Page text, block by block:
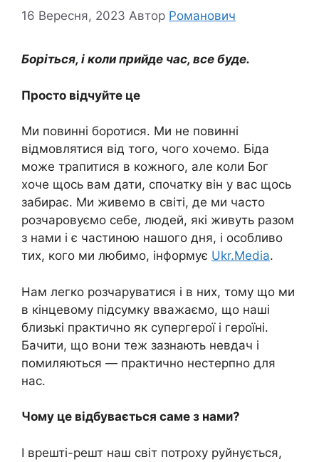
16 Вересня, 2023 Автор Романович
Боріться, і коли прийде час, все буде.
Просто відчуйте це
Ми повинні боротися. Ми не повинні
відмовлятися від того, чого хочемо. Біда
може трапитися в кожного, але коли Бог
хоче щось вам дати, спочатку він у вас щось
забирає. Ми живемо в світі, де ми часто
розчаровуємо себе, людей, які живуть разом
з нами і є частиною нашого дня, і особливо
тих, кого ми любимо, інформує Ukr.Media.
Нам легко розчаруватися і в них, тому що ми
в кінцевому підсумку вважаємо, що наші
близькі практично як супергерої і героїні.
Бачити, що вони теж зазнають невдач і
помиляються — практично нестерпно для
нас.
Чому це відбувається саме з нами?
І врешті-решт наш світ потроху руйнується,